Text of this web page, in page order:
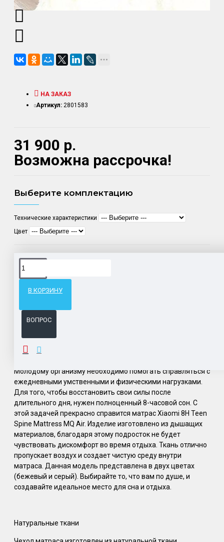
31 900 р.
Возможна рассрочка!
НА ЗАКАЗ
Артикул: 2801583
Выберите комплектацию
Технические характеристики
Цвет
В КОРЗИНУ
ВОПРОС
Доставка товара по всему Таможенному союзу.
ОПИСАНИЕ
Молодому организму необходимо помогать справляться с
ежедневными умственными и физическими нагрузками.
Для того, чтобы восстановить свои силы после
длительного дня, нужен полноценный 8-часовой сон. С
этой задачей прекрасно справится матрас Xiaomi 8H Teen
Spine Mattress MQ Air. Изделие изготовлено из дышащих
материалов, благодаря этому подросток не будет
чувствовать дискомфорт во время отдыха. Ткань отлично
пропускает воздух и создает чистую среду внутри
матраса. Данная модель представлена в двух цветах
(бежевый и серый). Выбирайте то, что вам по душе, и
создавайте идеальное место для сна и отдыха.
Натуральные ткани